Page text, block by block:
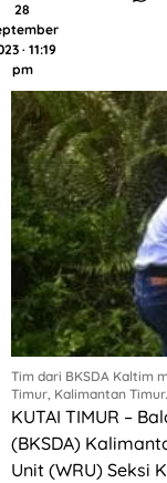
28
· 11:19
pm
Tim dari BKSDA Kaltim
Timur, Kalimantan
KUTAI TIMUR –
(BKSDA)
Unit (WRU) Seksi